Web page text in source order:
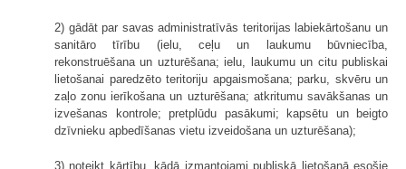
2) gādāt par savas administratīvās teritorijas labiekārtošanu un
sanitāro tīrību (ielu, ceļu un laukumu būvniecība,
rekonstruēšana un uzturēšana; ielu, laukumu un citu publiskai
lietošanai paredzēto teritoriju apgaismošana; parku, skvēru un
zaļo zonu ierīkošana un uzturēšana; atkritumu savākšanas un
izvešanas kontrole; pretplūdu pasākumi; kapsētu un beigto
dzīvnieku apbedīšanas vietu izveidošana un uzturēšana);
3) noteikt kārtību, kādā izmantojami publiskā lietošanā esošie